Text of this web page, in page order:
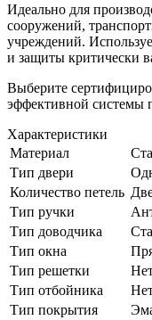
Идеально для
сооружений,
учреждений.
и защиты критически
Выберите
эффективной системы
Характеристики
Материал
Тип двери
Количество петель
Тип ручки
Тип доводчика
Тип окна
Тип решетки
Тип отбойника
Тип покрытия